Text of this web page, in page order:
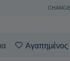
Αγαπημένος